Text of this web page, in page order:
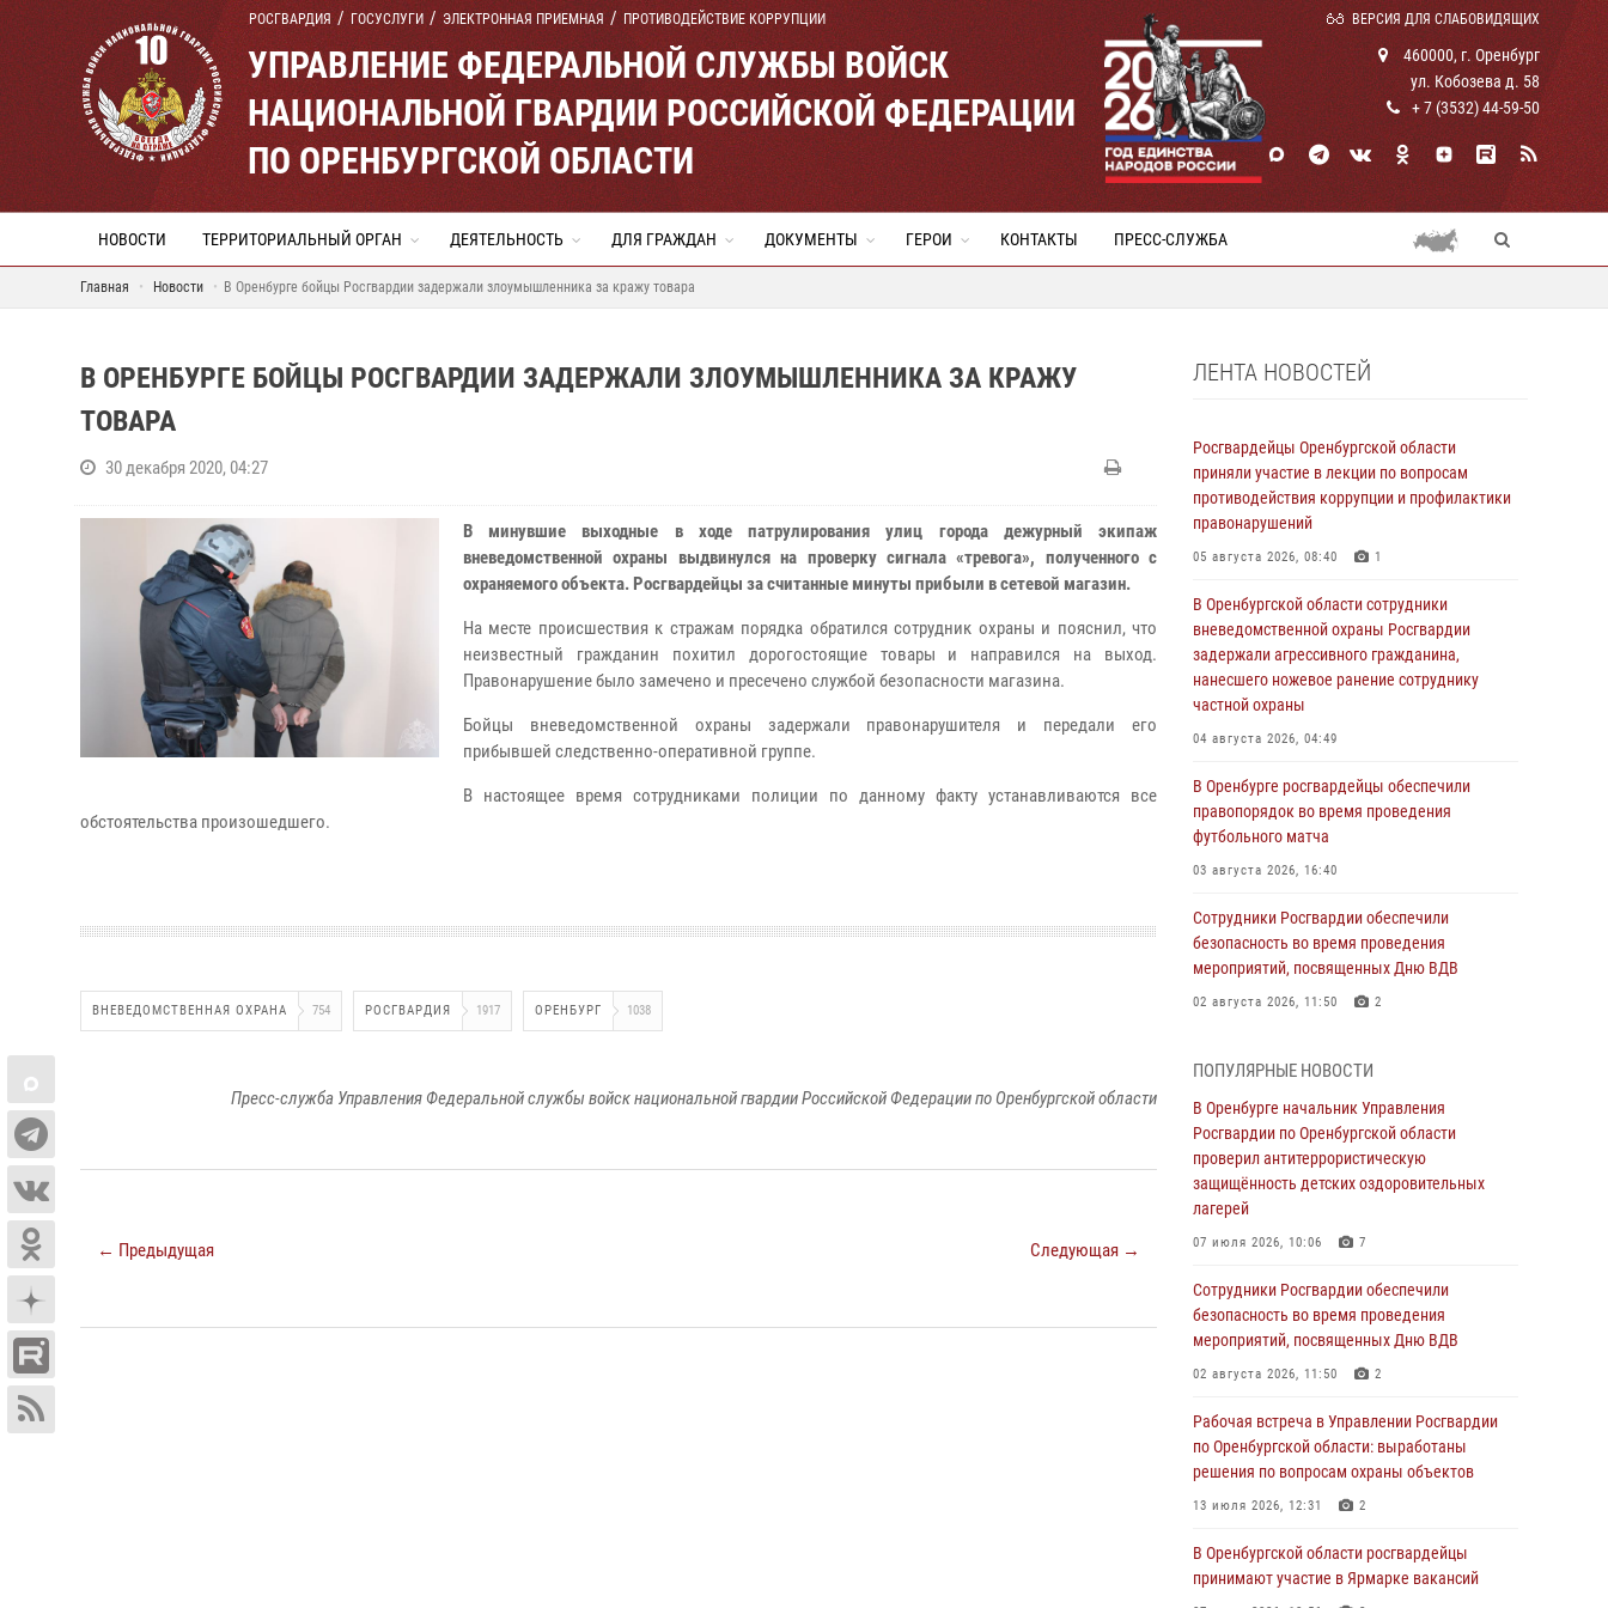
РОСГВАРДИЯ ГОСУСЛУГИ ЭЛЕКТРОННАЯ ПРИЕМНАЯ ПРОТИВОДЕЙСТВИЕ КОРРУПЦИИ ВЕРСИЯ ДЛЯ СЛАБОВИДЯЩИХ
УПРАВЛЕНИЕ ФЕДЕРАЛЬНОЙ СЛУЖБЫ ВОЙСК
НАЦИОНАЛЬНОЙ ГВАРДИИ РОССИЙСКОЙ ФЕДЕРАЦИИ
ПО ОРЕНБУРГСКОЙ ОБЛАСТИ
460000, г. Оренбург
ул. Кобозева д. 58
+ 7 (3532) 44-59-50
НОВОСТИ ТЕРРИТОРИАЛЬНЫЙ ОРГАН ДЕЯТЕЛЬНОСТЬ ДЛЯ ГРАЖДАН ДОКУМЕНТЫ ГЕРОИ КОНТАКТЫ ПРЕСС-СЛУЖБА
Главная Новости В Оренбурге бойцы Росгвардии задержали злоумышленника за кражу товара
В ОРЕНБУРГЕ БОЙЦЫ РОСГВАРДИИ ЗАДЕРЖАЛИ ЗЛОУМЫШЛЕННИКА ЗА КРАЖУ
ТОВАРА
30 декабря 2020, 04:27
В минувшие выходные в ходе патрулирования улиц города дежурный экипаж
вневедомственной охраны выдвинулся на проверку сигнала «тревога», полученного с
охраняемого объекта. Росгвардейцы за считанные минуты прибыли в сетевой магазин.
На месте происшествия к стражам порядка обратился сотрудник охраны и пояснил, что
неизвестный гражданин похитил дорогостоящие товары и направился на выход.
Правонарушение было замечено и пресечено службой безопасности магазина.
Бойцы вневедомственной охраны задержали правонарушителя и передали его
прибывшей следственно-оперативной группе.
В настоящее время сотрудниками полиции по данному факту устанавливаются все
обстоятельства произошедшего.
ВНЕВЕДОМСТВЕННАЯ ОХРАНА 754 РОСГВАРДИЯ 1917 ОРЕНБУРГ 1038
Пресс-служба Управления Федеральной службы войск национальной гвардии Российской Федерации по Оренбургской области
← Предыдущая Следующая →
ЛЕНТА НОВОСТЕЙ
Росгвардейцы Оренбургской области
приняли участие в лекции по вопросам
противодействия коррупции и профилактики
правонарушений
05 августа 2026, 08:40 1
В Оренбургской области сотрудники
вневедомственной охраны Росгвардии
задержали агрессивного гражданина,
нанесшего ножевое ранение сотруднику
частной охраны
04 августа 2026, 04:49
В Оренбурге росгвардейцы обеспечили
правопорядок во время проведения
футбольного матча
03 августа 2026, 16:40
Сотрудники Росгвардии обеспечили
безопасность во время проведения
мероприятий, посвященных Дню ВДВ
02 августа 2026, 11:50 2
гражданами по вопросу трудоустройства на
службу в Росгвардию и поступления в
ведомственные институты
30 июля 2026, 04:44
Просветительская встреча Росгвардии: к
Росгвардейцы обеспечили правопорядок на
праздновании Дня ВМФ в Оренбурге
27 июля 2026, 14:36 2
Росгвардейцы предотвратили трагедию:
спасен мужчина в тяжелой жизненной
ситуации (ВИДЕО)
26 июля 2026, 14:45 1
Росгвардейцы Оренбургской области
проверили готовность детских
образовательных учреждений к новому
ПОПУЛЯРНЫЕ НОВОСТИ
В Оренбурге начальник Управления
Росгвардии по Оренбургской области
проверил антитеррористическую
защищённость детских оздоровительных
лагерей
07 июля 2026, 10:06 7
Сотрудники Росгвардии обеспечили
безопасность во время проведения
мероприятий, посвященных Дню ВДВ
02 августа 2026, 11:50 2
Рабочая встреча в Управлении Росгвардии
по Оренбургской области: выработаны
решения по вопросам охраны объектов
13 июля 2026, 12:31 2
В Оренбургской области росгвардейцы
принимают участие в Ярмарке вакансий